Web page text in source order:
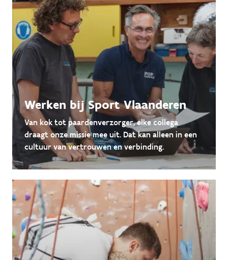
Werken bij Sport Vlaanderen
Van kok tot paardenverzorger, elke collega
draagt onze missie mee uit. Dat kan alleen in een
cultuur van vertrouwen en verbinding.